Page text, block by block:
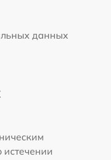
данных
истечении